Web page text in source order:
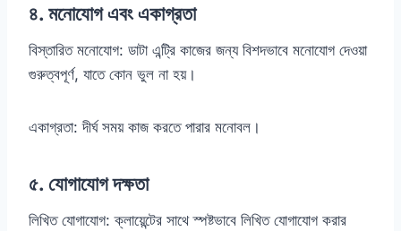
৪. মনোযোগ এবং একাগ্রতা
বিস্তারিত মনোযোগ: ডাটা এন্ট্রি কাজের জন্য বিশদভাবে মনোযোগ দেওয়া
গুরুত্বপূর্ণ, যাতে কোন ভুল না হয়।
একাগ্রতা: দীর্ঘ সময় কাজ করতে পারার মনোবল।
৫. যোগাযোগ দক্ষতা
লিখিত যোগাযোগ: ক্লায়েন্টের সাথে স্পষ্টভাবে লিখিত যোগাযোগ করার